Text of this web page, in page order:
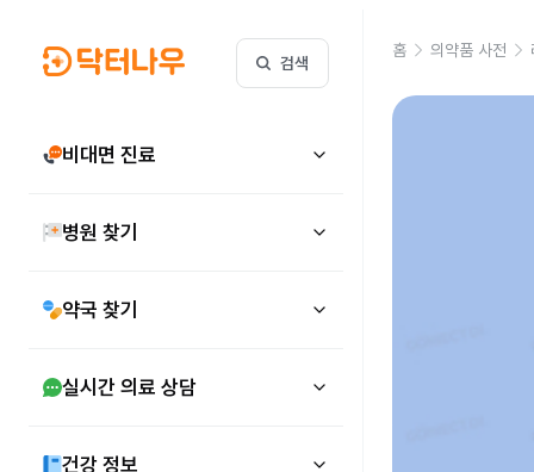
검색
비대면 진료
병원 찾기
약국 찾기
실시간 의료 상담
건강 정보
홈 의약품 사전